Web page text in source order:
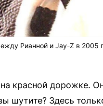
Рианной и Jay-Z в 2005
красной дорожке.
шутите? Здесь